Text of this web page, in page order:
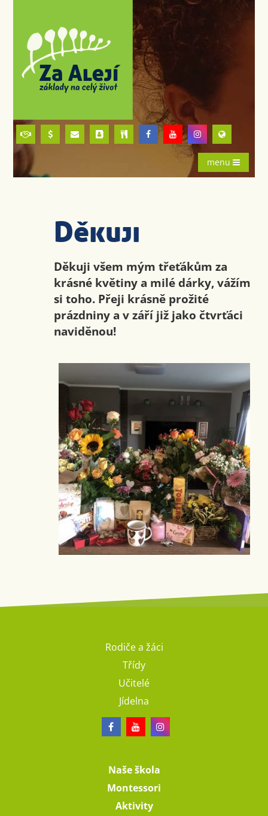
menu
Děkuji
Děkuji všem mým třeťákům za
krásné květiny a milé dárky, vážím
si toho. Přeji krásně prožité
prázdniny a v září již jako čtvrťáci
naviděnou!
Rodiče a žáci
Třídy
Učitelé
Jídelna
Naše škola
Montessori
Aktivity